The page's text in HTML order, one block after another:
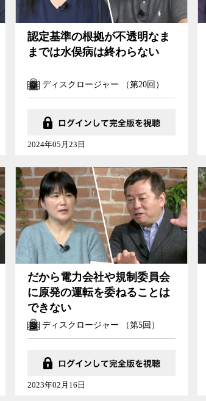
認定基準の根拠が不透明なま
までは水俣病は終わらない
ディスクロージャー （第20回）
2024年05月23日
だから電力会社や規制委員会
に原発の運転を委ねることは
できない
ディスクロージャー （第5回）
2023年02月16日